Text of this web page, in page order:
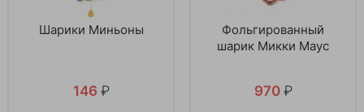
Шарики Миньоны
146 ₽
Фольгированный
шарик Микки Маус
970 ₽